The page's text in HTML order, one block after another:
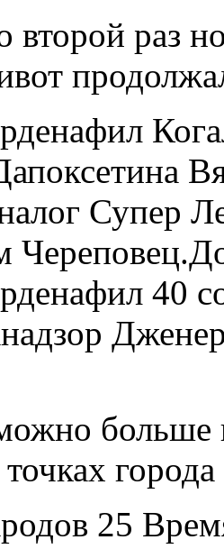
раз
Супер
40
больше
25